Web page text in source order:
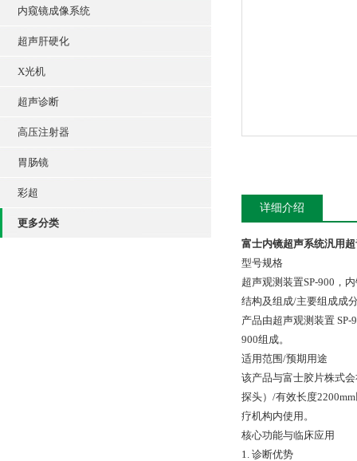
内窥镜成像系统
超声肝硬化
X光机
超声诊断
高压注射器
胃肠镜
彩超
更多分类
详细介绍
富士内镜超声系统汎用
型号规格
超声观测装置SP-900，
结构及组成/主要组成成
产品由超声观测装置 SP-
900组成。
适用范围/预期用途
该产品与富士胶片株式
探头）/有效长度
疗机构内使用。
核心功能与临床应用
1. 诊断优势